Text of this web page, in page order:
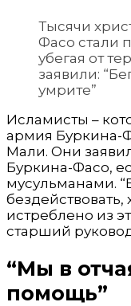
Тысячи
Фасо стали
убегая от
заявили:
умрите”
Исламисты –
армия Буркина-
Мали. Они
Буркина-Фасо,
мусульманами.
бездействовать,
истреблено из
старший
“Мы в
помощь”